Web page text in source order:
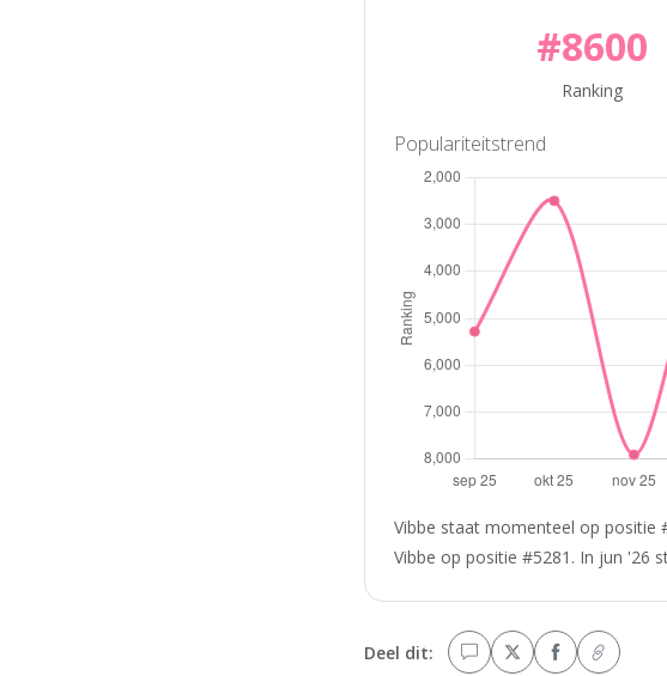
#8600
Ranking
Populariteitstrend
Vibbe staat momenteel op positie
Vibbe op positie #5281. In jun '26
Deel dit: